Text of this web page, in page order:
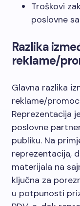
Troškovi
poslovne
Razlika
reklame/
Glavna razlika
reklame/
Reprezentacija
poslovne
publiku. Na
reprezentacija,
materijala na
ključna za
u potpunosti